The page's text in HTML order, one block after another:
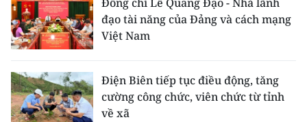
đạo tài năng của Đảng và cách mạng
Việt Nam
Điện Biên tiếp tục điều động, tăng
cường công chức, viên chức từ tỉnh
về xã